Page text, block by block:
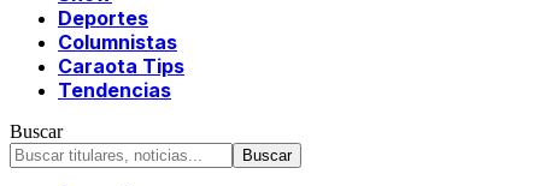
Deportes
Columnistas
Caraota Tips
Tendencias
Buscar